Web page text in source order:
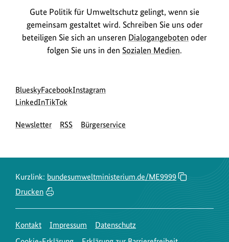
Gute Politik für Umweltschutz gelingt, wenn sie
gemeinsam gestaltet wird. Schreiben Sie uns oder
beteiligen Sie sich an unseren Dialogangeboten oder
folgen Sie uns in den Sozialen Medien.
Social
Media
Blueskyzur
Bluesky-
des
Facebookzur
des
Instagram
des
LinkedInzur
Seite
zur
Seite
TikTok
Newsletter RSS Bürgerservice
Kurzlink: bundesumweltministerium.de/ME9999
Drucken
Kontakt Impressum
Datenschutz